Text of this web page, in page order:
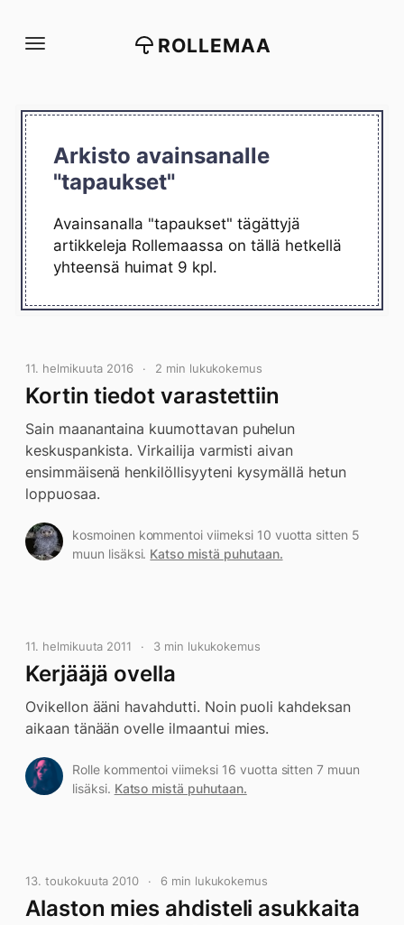
suoraan
ROLLEMAA
Arkisto avainsanalle
"tapaukset"
Avainsanalla "tapaukset" tägättyjä
artikkeleja Rollemaassa on tällä hetkellä
yhteensä huimat 9 kpl.
11. helmikuuta 2016 2 min lukukokemus
Kortin tiedot varastettiin
Sain maanantaina kuumottavan puhelun
keskuspankista. Virkailija varmisti aivan
ensimmäisenä henkilöllisyyteni kysymällä hetun
loppuosaa.
kosmoinen kommentoi viimeksi 10 vuotta sitten 5
muun lisäksi. Katso mistä puhutaan.
11. helmikuuta 2011 3 min lukukokemus
Kerjääjä ovella
Ovikellon ääni havahdutti. Noin puoli kahdeksan
aikaan tänään ovelle ilmaantui mies.
Rolle kommentoi viimeksi 16 vuotta sitten 7 muun
lisäksi. Katso mistä puhutaan.
13. toukokuuta 2010 6 min lukukokemus
Alaston mies ahdisteli asukkaita